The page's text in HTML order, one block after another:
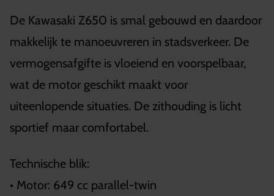
De Kawasaki Z650 is smal gebouwd en daardoor
makkelijk te manoeuvreren in stadsverkeer. De
vermogensafgifte is vloeiend en voorspelbaar,
wat de motor geschikt maakt voor
uiteenlopende situaties. De zithouding is licht
sportief maar comfortabel.
Technische blik:
• Motor: 649 cc parallel-twin